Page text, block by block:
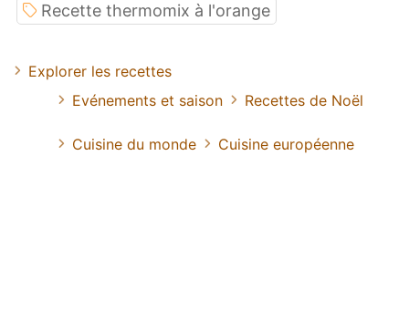
Recette thermomix à l'orange
Explorer les recettes
Evénements et saison
Recettes de Noël
Cuisine du monde Cuisine européenne